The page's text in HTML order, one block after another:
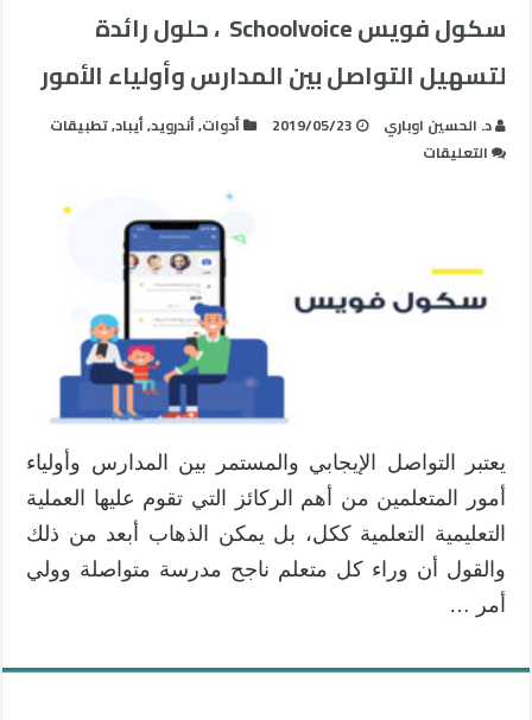
سكول فويس Schoolvoice ، حلول رائدة
لتسهيل التواصل بين المدارس وأولياء الأمور
د. الحسين اوباري 2019/05/23 أدوات,أندرويد,أيباد,تطبيقات
التعليقات
حلول
رائدة
وأولياء
الأمور
مغلقة
يعتبر التواصل الإيجابي والمستمر بين المدارس وأولياء
أمور المتعلمين من أهم الركائز التي تقوم عليها العملية
التعليمية التعلمية ككل، بل يمكن الذهاب أبعد من ذلك
والقول أن وراء كل متعلم ناجح مدرسة متواصلة وولي
أمر …